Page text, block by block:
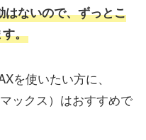
はないので、ずっとこ
。
を使いたい方に、
ックス）はおすすめで